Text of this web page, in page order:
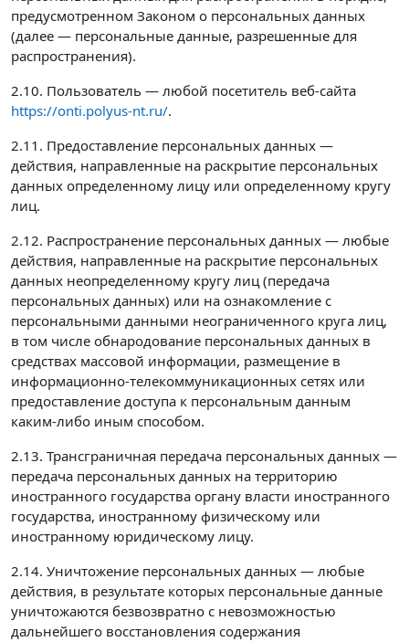
предусмотренном Законом о персональных данных
(далее — персональные данные, разрешенные для
распространения).
2.10. Пользователь — любой посетитель веб-сайта
https://onti.polyus-nt.ru/.
2.11. Предоставление персональных данных —
действия, направленные на раскрытие персональных
данных определенному лицу или определенному кругу
лиц.
2.12. Распространение персональных данных — любые
действия, направленные на раскрытие персональных
данных неопределенному кругу лиц (передача
персональных данных) или на ознакомление с
персональными данными неограниченного круга лиц,
в том числе обнародование персональных данных в
средствах массовой информации, размещение в
информационно-телекоммуникационных сетях или
предоставление доступа к персональным данным
каким-либо иным способом.
2.13. Трансграничная передача персональных данных —
передача персональных данных на территорию
иностранного государства органу власти иностранного
государства, иностранному физическому или
иностранному юридическому лицу.
2.14. Уничтожение персональных данных — любые
действия, в результате которых персональные данные
уничтожаются безвозвратно с невозможностью
дальнейшего восстановления содержания